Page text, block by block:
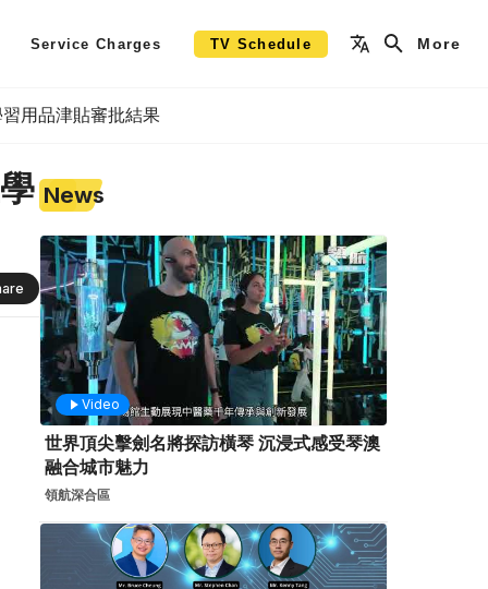
Service Charges TV Schedule More
用品津貼審批結果
News
Video
世界頂尖擊劍名將探訪橫琴 沉浸式感受琴澳
融合城市魅力
領航深合區